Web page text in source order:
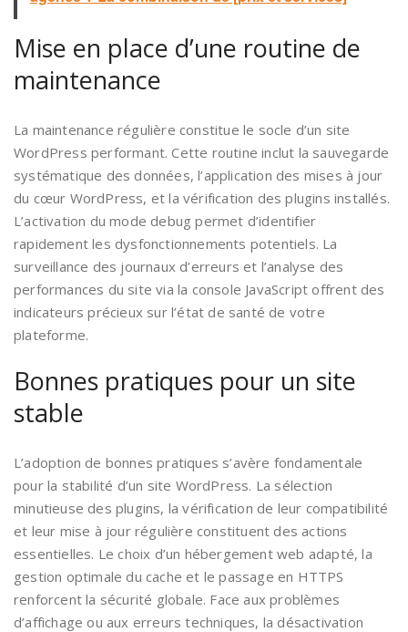
Mise en place d’une routine de
maintenance
La maintenance régulière constitue le socle d’un site
WordPress performant. Cette routine inclut la sauvegarde
systématique des données, l’application des mises à jour
du cœur WordPress, et la vérification des plugins installés.
L’activation du mode debug permet d’identifier
rapidement les dysfonctionnements potentiels. La
surveillance des journaux d’erreurs et l’analyse des
performances du site via la console JavaScript offrent des
indicateurs précieux sur l’état de santé de votre
plateforme.
Bonnes pratiques pour un site
stable
L’adoption de bonnes pratiques s’avère fondamentale
pour la stabilité d’un site WordPress. La sélection
minutieuse des plugins, la vérification de leur compatibilité
et leur mise à jour régulière constituent des actions
essentielles. Le choix d’un hébergement web adapté, la
gestion optimale du cache et le passage en HTTPS
renforcent la sécurité globale. Face aux problèmes
d’affichage ou aux erreurs techniques, la désactivation